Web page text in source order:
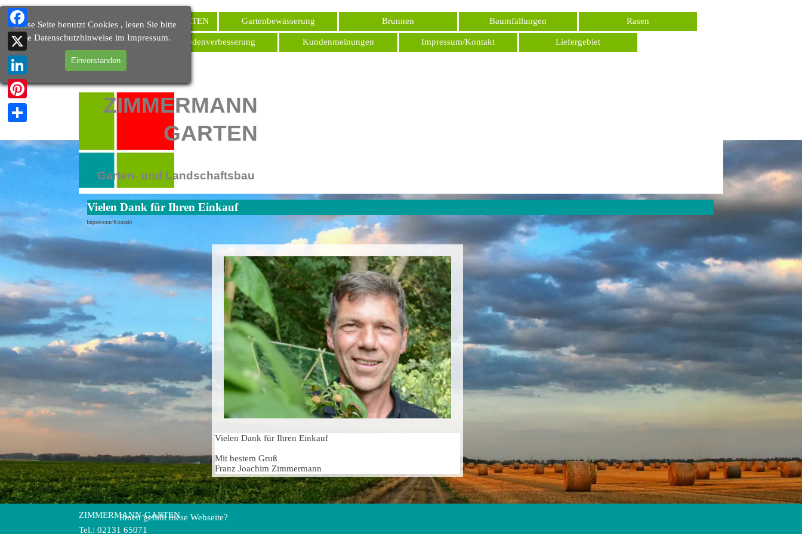
Diese Seite benutzt Cookies , lesen Sie bitte
die Datenschutzhinweise im Impressum.
Einverstanden
Direkt zum Seiteninhalt
ZIMMERMANN-GARTEN Gartenbewässerung Brunnen Baumfällungen Rasen
Bodenverbesserung Kundenmeinungen Impressum/Kontakt ▼
Liefergebiet
ZIMMERMANN
GARTEN
Garten- und Landschaftsbau
Vielen Dank für Ihren Einkauf
Impressum/Kontakt
Vielen Dank für Ihren Einkauf
Mit bestem Gruß
Franz Joachim Zimmermann
ZIMMERMANN-GARTEN
Ihnen gefällt diese Webseite?
Tel.: 02131 65071
Facebook
X
LinkedIn
Pinterest